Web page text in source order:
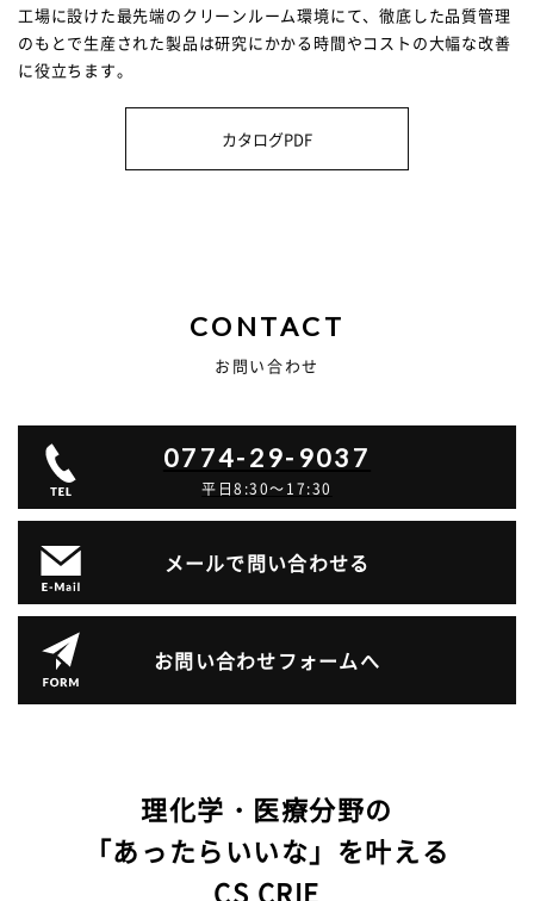
工場に設けた最先端のクリーンルーム環境にて、徹底した品質管理
のもとで生産された製品は研究にかかる時間やコストの大幅な改善
に役立ちます。
カタログPDF
CONTACT
お問い合わせ
0774-29-9037
平日8:30～17:30
メールで問い合わせる
お問い合わせフォームへ
理化学・医療分野の
「あったらいいな」を叶える
CS CRIE